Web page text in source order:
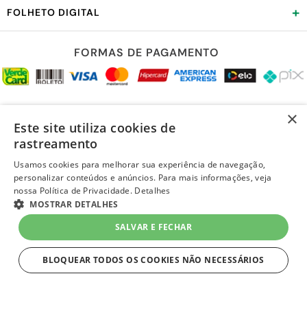
FOLHETO DIGITAL +
FORMAS DE PAGAMENTO
LOJA SEGURA
×
Este site utiliza cookies de
rastreamento
Usamos cookies para melhorar sua experiência de navegação,
personalizar conteúdos e anúncios. Para mais informações, veja
nossa Política de Privacidade. Detalhes
MOSTRAR DETALHES
SALVAR E FECHAR
BLOQUEAR TODOS OS COOKIES NÃO NECESSÁRIOS